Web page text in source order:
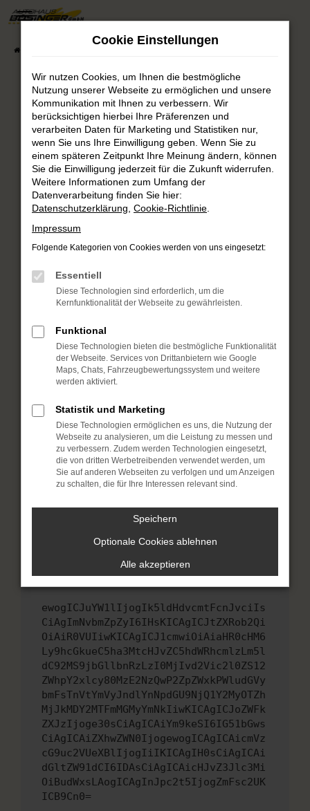
Zum
springen
Fahrzeug-Showroom
Fehler: Network Error
Beim Laden ist ein Fehler aufgetreten.
Hier sind ein paar Tipps, die dir helfen können:
Überprüfe deine Firewall und deine
Internetverbindung.
Laden andere Webseiten, zum Beispiel deine
Manche Erweiterungen, wie Werbeblocker,
können das Laden bestimmter Seiten
verhindern. Funktioniert die Seite in einem
anderen Browser oder in einem privaten
Starte dein Gerät neu.
Das kann manchmal helfen, vorübergehende
Probleme zu beheben.
Stelle sicher, dass dein Browser und dein
Betriebssystem auf dem neuesten Stand
Veraltete Software birgt nicht nur ein
Sicherheitsrisiko, sondern kann auch dazu
führen, dass bestimmte Funktionen nicht mehr
unterstützt werden.
Wenn du alle oben genannten Schritte versucht
versuchen, das Problem zu beheben. Du kannst
uns diesen Text schicken, um uns bei der
Fehlersuche zu unterstützen:
ewogICJuYW1lIjogIk5ldHdvcmtFcnJvciIs
CiAgImNvbmZpZyI6IHsKICAgICJtZXRob2Qi
OiAiR0VUIiwKICAgICJ1cmwiOiAiaHR0cHM6
Ly9hcGkueC5ha3MtcHJvZC5hdWRhcmlzLm5l
dC92MS9jbGllbnRzLzI0MjIvd2Vic2l0ZS12
ZWhpY2xlcy80MzE2NzQwP2ZpZWxkPWludGVy
bmFsTnVtYmVyJndlYnNpdGU9NjQ1Y2MyOTZh
MjJkMDY2MTFmMGMyYmNkIiwKICAgICJoZWFk
ZXJzIjoge30sCiAgICAiYm9keSI6IG51bGws
CiAgICAiZXhwZWN0IjogewogICAgICAicmVz
cG9uc2VUeXBlIjogIiIKICAgIH0sCiAgICAi
dGltZW91dCI6IDAsCiAgICAicHJvZ3Jlc3Mi
OiBudWxsLAogICAgInJpc2t5IjogZmFsc2UK
ICB9Cn0=
Cookie Einstellungen
Wir nutzen Cookies, um Ihnen die bestmögliche
Nutzung unserer Webseite zu ermöglichen und unsere
Kommunikation mit Ihnen zu verbessern. Wir
berücksichtigen hierbei Ihre Präferenzen und
verarbeiten Daten für Marketing und Statistiken nur,
wenn Sie uns Ihre Einwilligung geben. Wenn Sie zu
einem späteren Zeitpunkt Ihre Meinung ändern, können
Sie die Einwilligung jederzeit für die Zukunft widerrufen.
Weitere Informationen zum Umfang der
Datenverarbeitung finden Sie hier:
Datenschutzerklärung Cookie-Richtlinie
Impressum
Folgende Kategorien von Cookies werden von uns eingesetzt:
Essentiell
Diese Technologien sind erforderlich, um die
Kernfunktionalität der Webseite zu gewährleisten.
Funktional
Diese Technologien bieten die bestmögliche Funktionalität
der Webseite. Services von Drittanbietern wie Google
Maps, Chats, Fahrzeugbewertungssystem und weitere
werden aktiviert.
Statistik und Marketing
Diese Technologien ermöglichen es uns, die Nutzung der
Webseite zu analysieren, um die Leistung zu messen und
zu verbessern. Zudem werden Technologien eingesetzt,
die von dritten Werbetreibenden verwendet werden, um
Sie auf anderen Webseiten zu verfolgen und um Anzeigen
zu schalten, die für Ihre Interessen relevant sind.
Speichern
Optionale Cookies ablehnen
Alle akzeptieren